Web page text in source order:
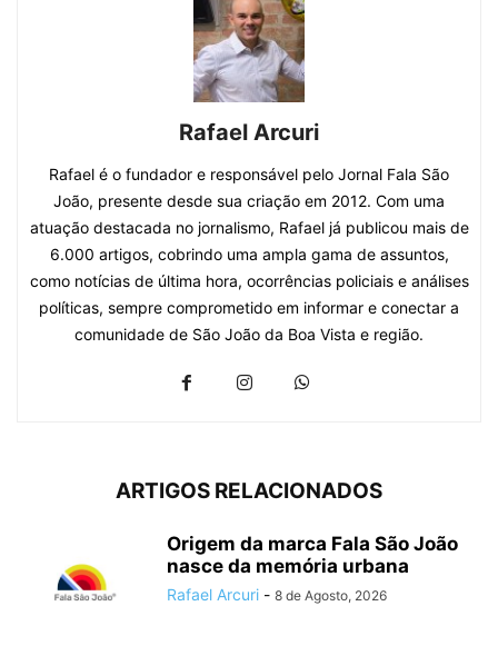
Rafael Arcuri
Rafael é o fundador e responsável pelo Jornal Fala São
João, presente desde sua criação em 2012. Com uma
atuação destacada no jornalismo, Rafael já publicou mais de
6.000 artigos, cobrindo uma ampla gama de assuntos,
como notícias de última hora, ocorrências policiais e análises
políticas, sempre comprometido em informar e conectar a
comunidade de São João da Boa Vista e região.
ARTIGOS RELACIONADOS
Origem da marca Fala São João
nasce da memória urbana
Rafael Arcuri - 8 de Agosto, 2026